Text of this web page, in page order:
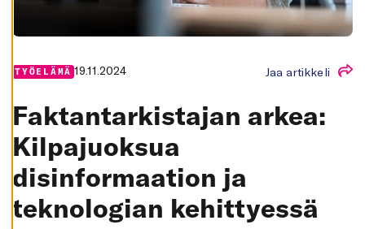
I
Ä
K
Y
A
K
TYÖELÄMÄ 19.11.2024 Jaa artikkeli
Faktantarkistajan arkea:
Kilpajuoksua
disinformaation ja
teknologian kehittyessä